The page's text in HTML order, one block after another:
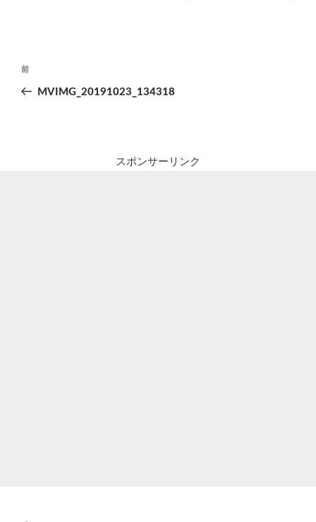
投
前
の
前
MVIMG_20191023_134318
スポンサーリンク